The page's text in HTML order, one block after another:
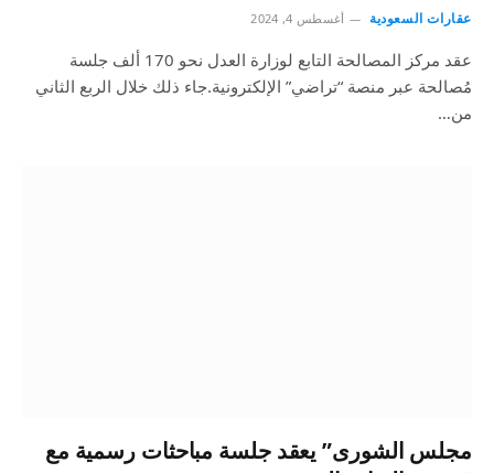
عقارات السعودية أغسطس 4, 2024
عقد مركز المصالحة التابع لوزارة العدل نحو 170 ألف جلسة
مُصالحة عبر منصة “تراضي” الإلكترونية.جاء ذلك خلال الربع الثاني
من…
مجلس الشورى” يعقد جلسة مباحثات رسمية مع